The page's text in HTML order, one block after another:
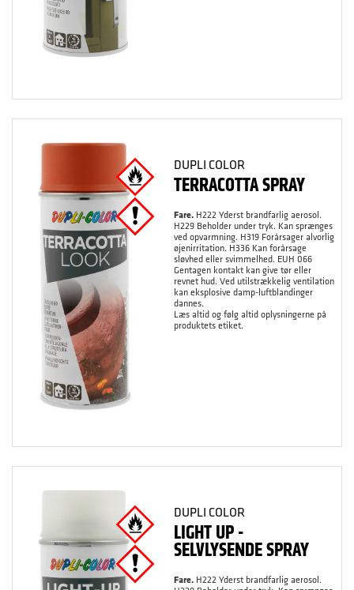
DUPLI COLOR
TERRACOTTA SPRAY
Fare. H222 Yderst brandfarlig aerosol.
H229 Beholder under tryk. Kan sprænges
ved opvarmning. H319 Forårsager alvorlig
øjenirritation. H336 Kan forårsage
sløvhed eller svimmelhed. EUH 066
Gentagen kontakt kan give tør eller
revnet hud. Ved utilstrækkelig ventilation
kan eksplosive damp-luftblandinger
dannes.
Læs altid og følg altid oplysningerne på
produktets etiket.
DUPLI COLOR
LIGHT UP -
SELVLYSENDE SPRAY
Fare. H222 Yderst brandfarlig aerosol.